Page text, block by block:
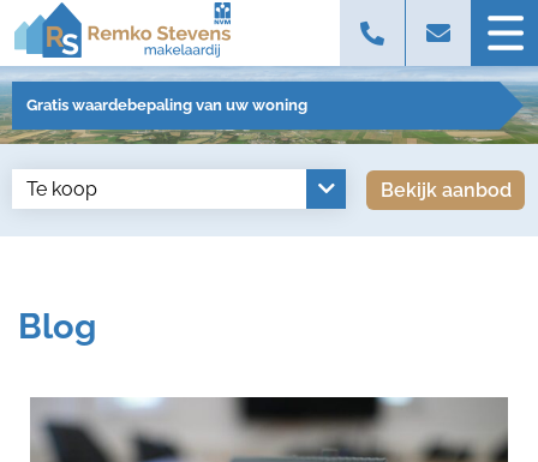
Gratis waardebepaling van uw woning
Bekijk aanbod
Blog